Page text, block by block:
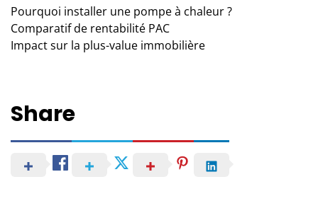
Pourquoi installer une pompe à chaleur ?
Comparatif de rentabilité PAC
Impact sur la plus-value immobilière
Share